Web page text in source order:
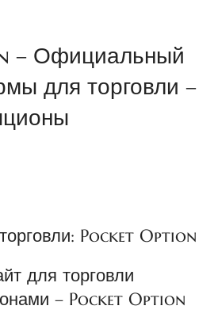
– Официальный
для торговли –
Pocket Option
для торговли
– Pocket Option